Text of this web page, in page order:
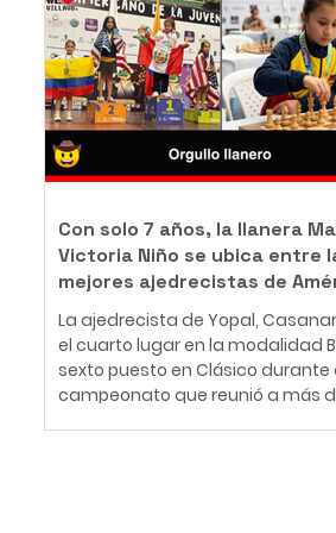
body piercer profesional
ha construido una carrera en el
del arte corporal, convencido de
tatuaje y el body piercing van
más allá de la estética: son una
inmortalizar historias, emociones
momentos que acompañarán a
Con solo 7 años, la llanera
Victoria Niño se ubica entre
mejores ajedrecistas de
La ajedrecista de Yopal,
el cuarto lugar en la modalidad
sexto puesto en Clásico durante
campeonato que reunió a más